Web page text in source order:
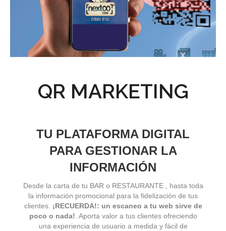
QR MARKETING
TU PLATAFORMA DIGITAL
PARA GESTIONAR LA
INFORMACIÓN
Desde la carta de tu BAR o RESTAURANTE , hasta toda
la información promocional para la fidelización de tus
clientes. ¡RECUERDA!: un escaneo a tu web sirve de
poco o nada! . Aporta valor a tus clientes ofreciendo
una experiencia de usuario a medida y fácil de